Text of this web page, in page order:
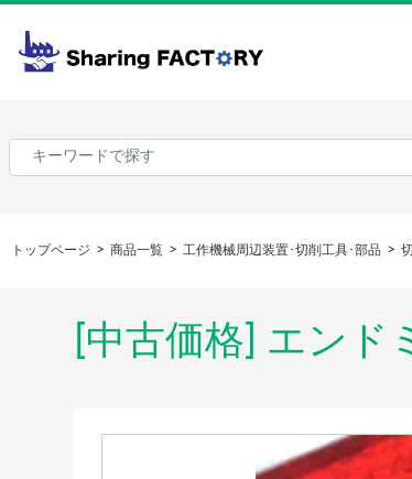
トップページ 商品一覧 工作機械周辺装置･切削工具･部品
[中古価格] エンド